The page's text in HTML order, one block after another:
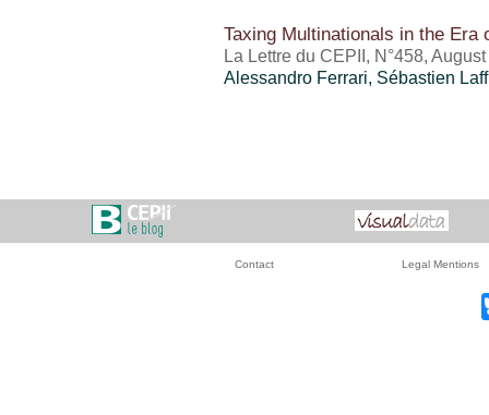
Taxing Multinationals in the
La Lettre du CEPII, N°458,
Alessandro Ferrari, Sébastien
Contact Legal Mentions